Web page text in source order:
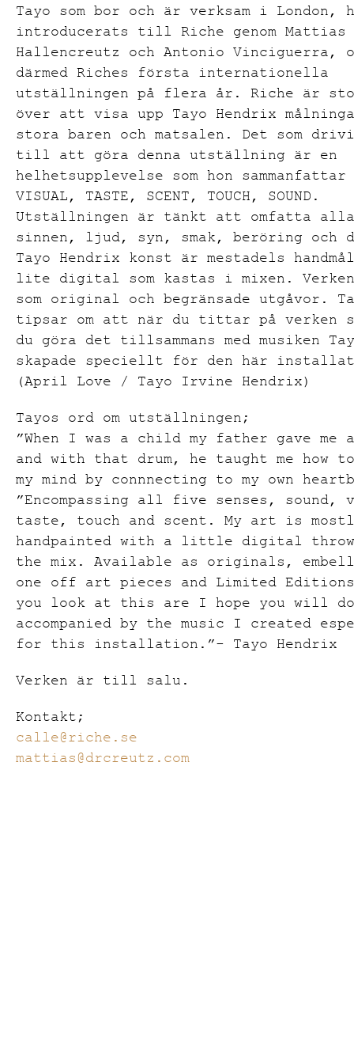
Tayo som bor och är verksam i London,
introducerats till Riche genom Mattias
Hallencreutz och Antonio Vinciguerra,
därmed Riches första internationella
utställningen på flera år. Riche är
över att visa upp Tayo Hendrix
stora baren och matsalen. Det som
till att göra denna utställning är en
helhetsupplevelse som hon sammanfattar
VISUAL, TASTE, SCENT, TOUCH, SOUND.
Utställningen är tänkt att omfatta
sinnen, ljud, syn, smak, beröring och
Tayo Hendrix konst är mestadels
lite digital som kastas i mixen.
som original och begränsade utgåvor.
tipsar om att när du tittar på verken
du göra det tillsammans med musiken
skapade speciellt för den här
(April Love / Tayo Irvine Hendrix)
Tayos ord om utställningen;
”When I was a child my father gave me
and with that drum, he taught me
my mind by connnecting to my own
”Encompassing all five senses, sound,
taste, touch and scent. My art is
handpainted with a little digital
the mix. Available as originals,
one off art pieces and Limited
you look at this are I hope you will
accompanied by the music I created
for this installation.”- Tayo Hendrix
Verken är till salu.
Kontakt;
calle@riche.se
mattias@drcreutz.com